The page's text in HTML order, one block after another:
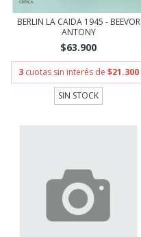
BERLIN LA CAIDA 1945 - BEEVOR
ANTONY
$63.900
3 cuotas sin interés de $21.300
SIN STOCK